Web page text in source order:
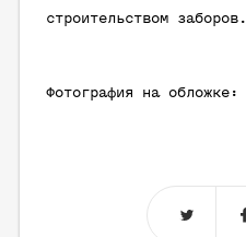
строительством заборов.
Фотография на обложке: